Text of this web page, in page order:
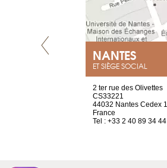
NANTES
ET SIÈGE SOCIAL
2 ter rue des Olivettes
CS33221
44032 Nantes Cedex 1
France
Tel : +33 2 40 89 34 44